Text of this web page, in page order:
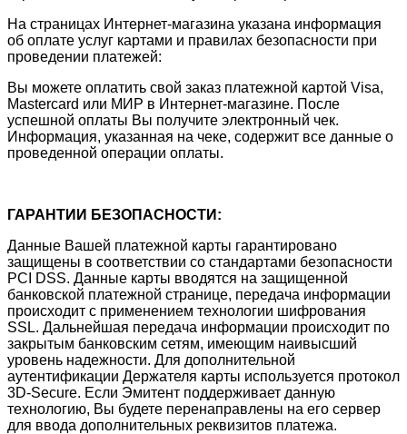
На страницах Интернет-магазина указана информация
об оплате услуг картами и правилах безопасности при
проведении платежей:
Вы можете оплатить свой заказ платежной картой Visa,
Mastercard или МИР в Интернет-магазине. После
успешной оплаты Вы получите электронный чек.
Информация, указанная на чеке, содержит все данные о
проведенной операции оплаты.
ГАРАНТИИ БЕЗОПАСНОСТИ:
Данные Вашей платежной карты гарантировано
защищены в соответствии со стандартами безопасности
PCI DSS. Данные карты вводятся на защищенной
банковской платежной странице, передача информации
происходит с применением технологии шифрования
SSL. Дальнейшая передача информации происходит по
закрытым банковским сетям, имеющим наивысший
уровень надежности. Для дополнительной
аутентификации Держателя карты используется протокол
3D-Secure. Если Эмитент поддерживает данную
технологию, Вы будете перенаправлены на его сервер
для ввода дополнительных реквизитов платежа.